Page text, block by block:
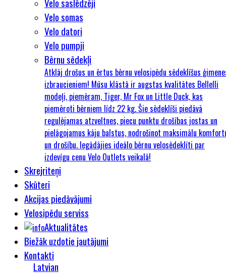
Velo somas
Velo datori
Velo pumpji
Bērnu sēdekļi
Atklāj drošus un ērtus bērnu velosipēdu sēdeklīšus
izbraucieniem! Mūsu klāstā ir augstas kvalitātes Bellelli
modeļi, piemēram, Tiger, Mr Fox un Little Duck, kas
piemēroti bērniem līdz 22 kg. Šie sēdeklīši piedāvā
regulējamas atzveltnes, piecu punktu drošības jostas un
pielāgojamus kāju balstus, nodrošinot maksimālu
un drošību. Iegādājies ideālo bērnu velosēdeklīti par
izdevīgu cenu Velo Outlets veikalā!
Skrejriteņi
Skūteri
Akcijas piedāvājumi
Velosipēdu serviss
Aktualitātes
Biežāk uzdotie jautājumi
Kontakti
Latvian